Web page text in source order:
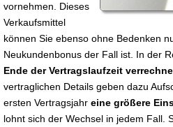
vornehmen. Dieses
Verkaufsmittel
können Sie ebenso ohne Bedenken
Neukundenbonus der Fall ist. In der
Ende der Vertragslaufzeit
vertraglichen Details geben dazu
ersten Vertragsjahr eine größere
lohnt sich der Wechsel in jedem Fall.